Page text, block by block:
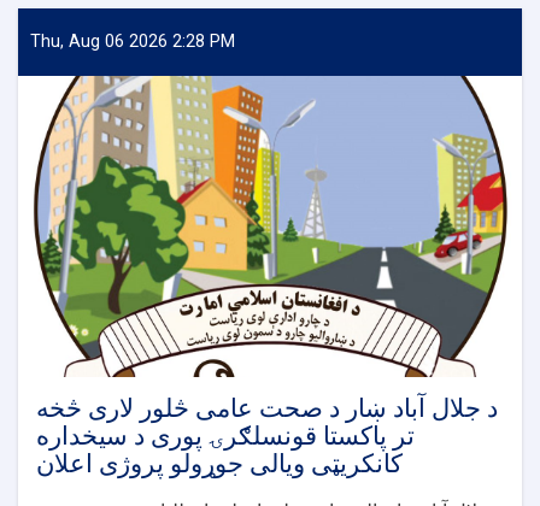
Thu, Aug 06 2026 2:28 PM
د جلال آباد ښار د صحت عامی څلور لاری څخه
تر پاکستا قونسلګرۍ پوری د سیخداره
کانکریټی ویالی جوړولو پروژی اعلان